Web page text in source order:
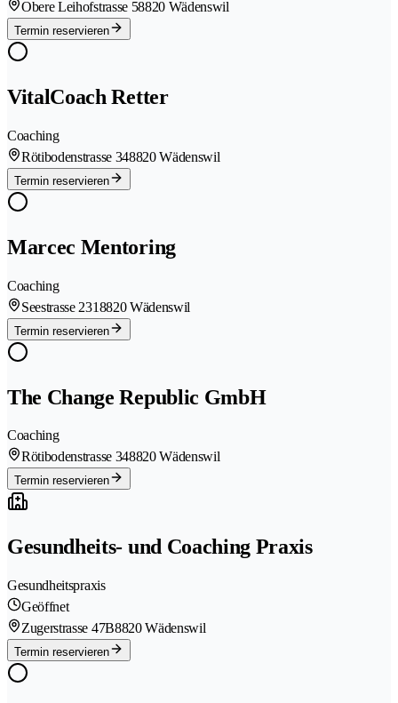
Obere Leihofstrasse 58820 Wädenswil
Termin reservieren
VitalCoach Retter
Coaching
Rötibodenstrasse 348820 Wädenswil
Termin reservieren
Marcec Mentoring
Coaching
Seestrasse 2318820 Wädenswil
Termin reservieren
The Change Republic GmbH
Coaching
Rötibodenstrasse 348820 Wädenswil
Termin reservieren
Gesundheits- und Coaching Praxis
Gesundheitspraxis
Geöffnet
Zugerstrasse 47B8820 Wädenswil
Termin reservieren